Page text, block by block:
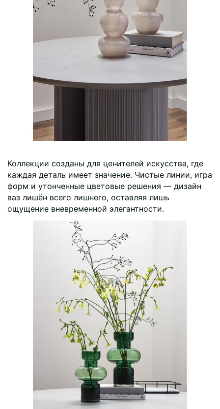
Коллекции созданы для ценителей искусства, где
каждая деталь имеет значение. Чистые линии, игра
форм и утонченные цветовые решения — дизайн
ваз лишён всего лишнего, оставляя лишь
ощущение вневременной элегантности.